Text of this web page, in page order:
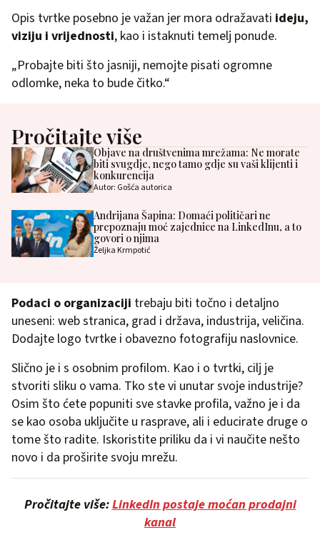
Opis tvrtke posebno je važan jer mora odražavati ideju,
viziju i vrijednosti, kao i istaknuti temelj ponude.
„Probajte biti što jasniji, nemojte pisati ogromne
odlomke, neka to bude čitko.“
Pročitajte više
Objave na društvenima mrežama: Ne morate
biti svugdje, nego tamo gdje su vaši klijenti i
konkurencija
Autor: Gošća autorica
Andrijana Šapina: Domaći političari ne
prepoznaju moć zajednice na LinkedInu, a to
govori o njima
Željka Krmpotić
Podaci o organizaciji trebaju biti točno i detaljno
uneseni: web stranica, grad i država, industrija, veličina.
Dodajte logo tvrtke i obavezno fotografiju naslovnice.
Slično je i s osobnim profilom. Kao i o tvrtki, cilj je
stvoriti sliku o vama. Tko ste vi unutar svoje industrije?
Osim što ćete popuniti sve stavke profila, važno je i da
se kao osoba uključite u rasprave, ali i educirate druge o
tome što radite. Iskoristite priliku da i vi naučite nešto
novo i da proširite svoju mrežu.
Pročitajte više:LinkedIn postaje moćan prodajni
kanal